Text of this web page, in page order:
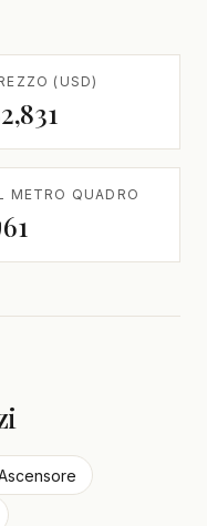
(USD)
METRO QUADRO